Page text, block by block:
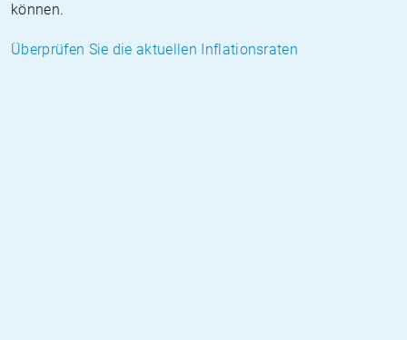
können.
Überprüfen Sie die aktuellen Inflationsraten